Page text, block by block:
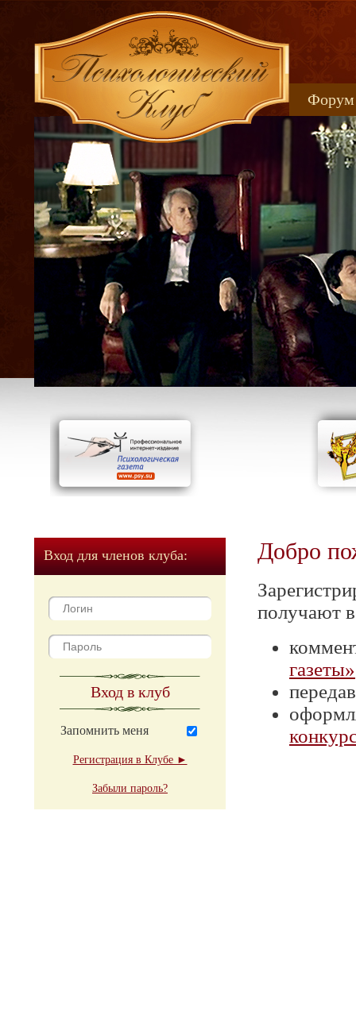
Форум
Вход для членов клуба:
Вход в клуб
Запомнить меня
Регистрация в Клубе ►
Забыли пароль?
Добро
получают
газеты»